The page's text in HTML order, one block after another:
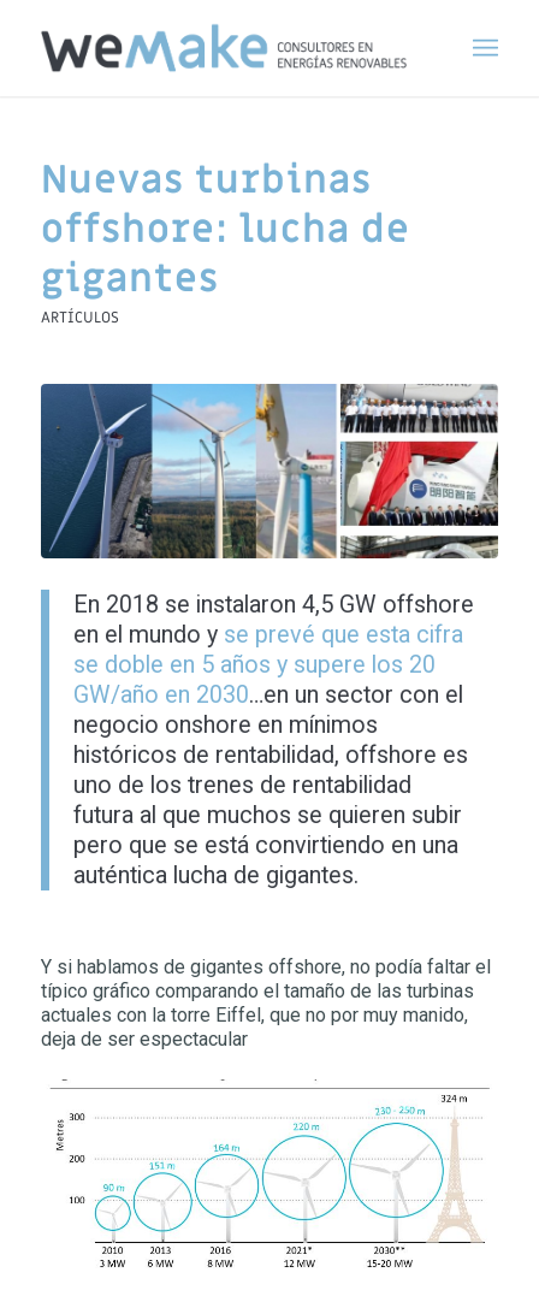
Nuevas turbinas
offshore: lucha de
gigantes
ARTÍCULOS
En 2018 se instalaron 4,5 GW offshore
en el mundo y se prevé que esta cifra
se doble en 5 años y supere los 20
GW/año en 2030…en un sector con el
negocio onshore en mínimos
históricos de rentabilidad, offshore es
uno de los trenes de rentabilidad
futura al que muchos se quieren subir
pero que se está convirtiendo en una
auténtica lucha de gigantes.
Y si hablamos de gigantes offshore, no podía faltar el
típico gráfico comparando el tamaño de las turbinas
actuales con la torre Eiffel, que no por muy manido,
deja de ser espectacular